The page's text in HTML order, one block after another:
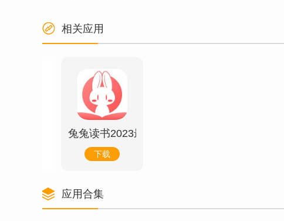
相关应用
兔兔读书2023最新版
下载
应用合集